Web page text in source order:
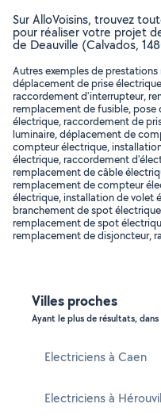
Sur AlloVoisins, trouvez
pour réaliser votre projet
de Deauville (Calvados,
Autres exemples de
déplacement de prise
raccordement d'interrupteur,
remplacement de fusible,
électrique, raccordement de
luminaire, déplacement de
compteur électrique,
électrique, raccordement
remplacement de câble
remplacement de compteur
électrique, installation de volet
branchement de spot
remplacement de spot
remplacement de disjoncteur,
Villes proches
Ayant le plus de résultats,
Electriciens à Caen
Electriciens à